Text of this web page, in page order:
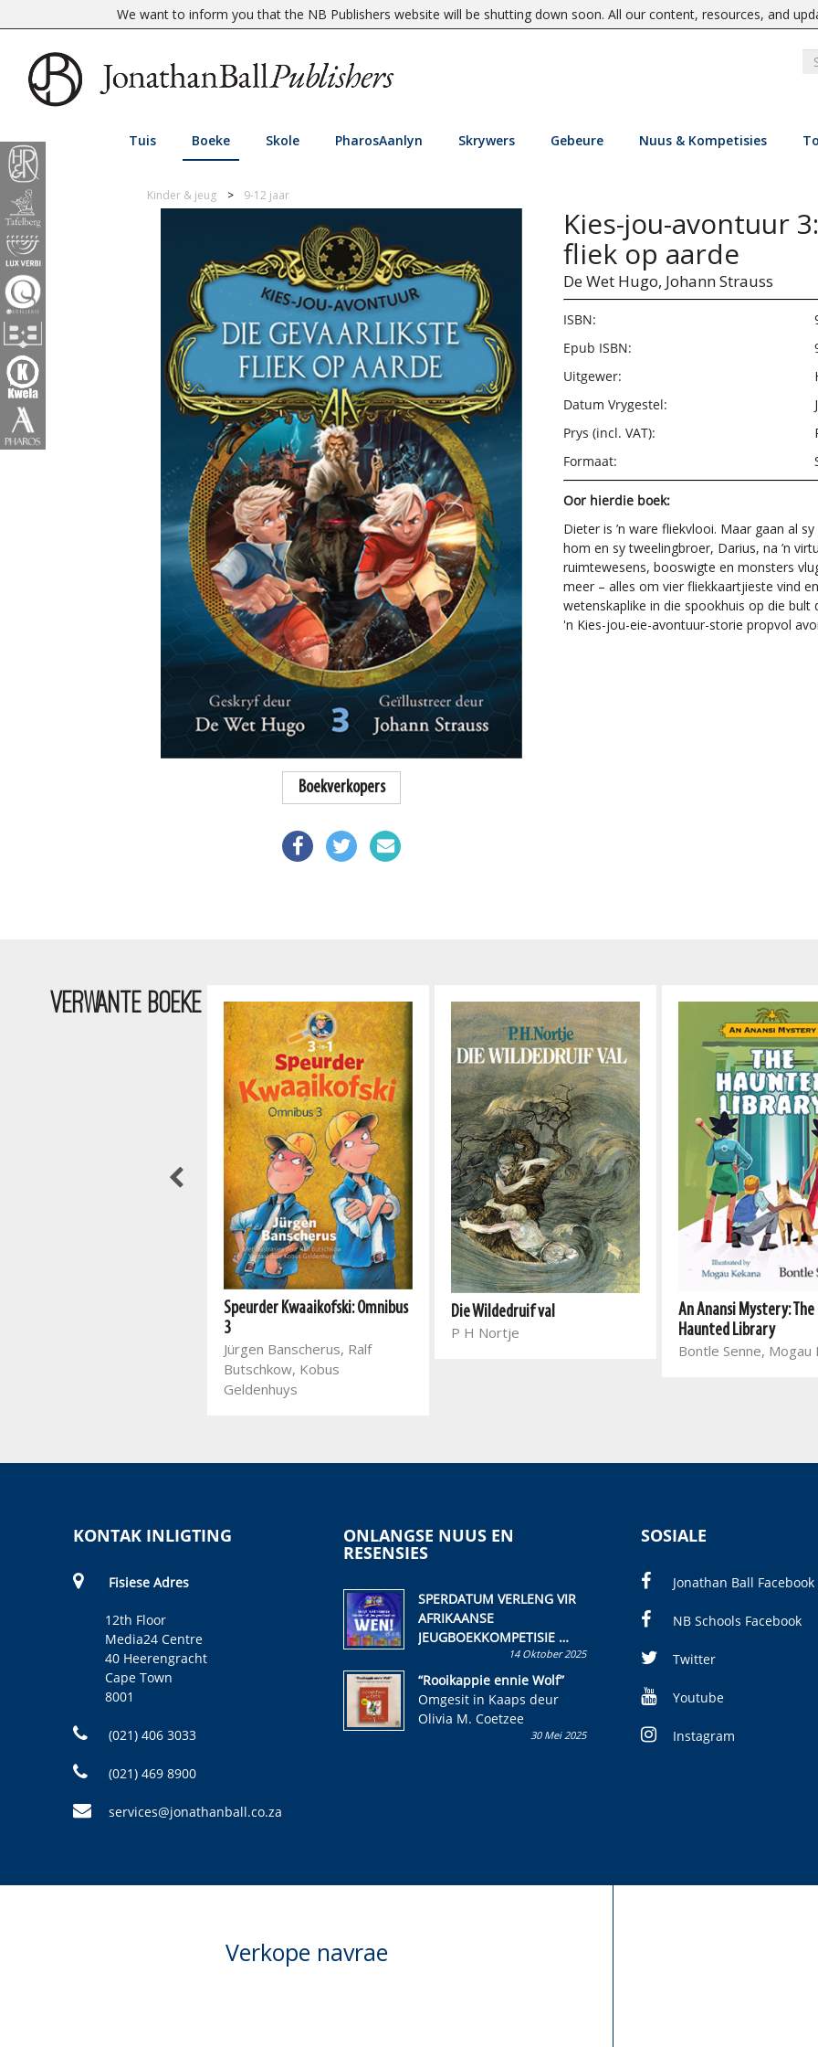
We want to inform you that the NB Publishers website will be shutting down soon. All our content, resources, and
Tuis Boeke Skole PharosAanlyn Skrywers Gebeure Nuus & Kompetisies
Kinder & jeug 9-12 jaar
Boekverkopers
Kies-jou-avontuur
fliek op aarde
De Wet Hugo, Johann Strauss
ISBN:
Epub ISBN:
Uitgewer:
Datum Vrygestel:
Prys (incl. VAT):
Formaat:
Oor hierdie boek:
Dieter is ’n ware fliekvlooi. Maar gaan al
hom en sy tweelingbroer, Darius, na ’n
ruimtewesens, booswigte en monsters
meer – alles om vier fliekkaartjieste vind
wetenskaplike in die spookhuis op die bult
'n Kies-jou-eie-avontuur-storie propvol
VERWANTE BOEKE
Speurder Kwaaikofski: Omnibus
3
Jürgen Banscherus, Ralf
Butschkow, Kobus
Geldenhuys
Die Wildedruif val
P H Nortje
An Anansi Mystery: The
Haunted Library
Bontle Senne, Mogau
KONTAK INLIGTING
Fisiese Adres
12th Floor
Media24 Centre
40 Heerengracht
Cape Town
8001
(021) 406 3033
(021) 469 8900
services@jonathanball.co.za
ONLANGSE NUUS EN
RESENSIES
SPERDATUM VERLENG VIR
AFRIKAANSE
JEUGBOEKKOMPETISIE
Skryf ’n jeugboek of
kinderboek en staan ’n
kans om R50 000 te wen!
14 Oktober 2025
“Rooikappie ennie Wolf”
Omgesit in Kaaps deur
Olivia M. Coetzee
30 Mei 2025
SOSIALE
Jonathan Ball Facebook
NB Schools Facebook
Twitter
Youtube
Instagram
Verkope navrae